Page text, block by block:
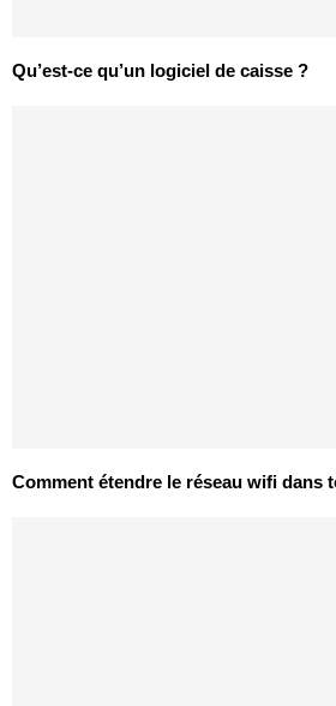
Qu’est-ce qu’un logiciel de caisse ?
Comment étendre le réseau wifi dans